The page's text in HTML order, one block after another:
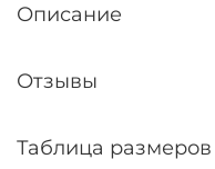
Описание
Отзывы
Таблица размеров